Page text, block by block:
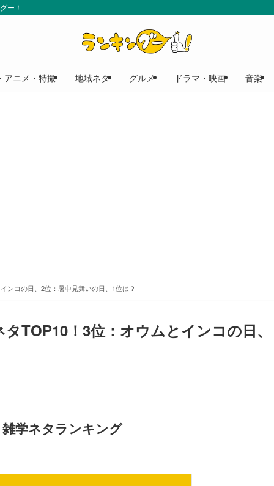
ー！
アニメ・特撮 地域ネタ グルメ ドラマ・映画 音楽
ンコの日、2位：暑中見舞いの日、1位は？
TOP10！3位：オウムとインコの日、
学ネタランキング